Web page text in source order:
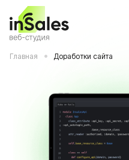
Главная Доработки сайта